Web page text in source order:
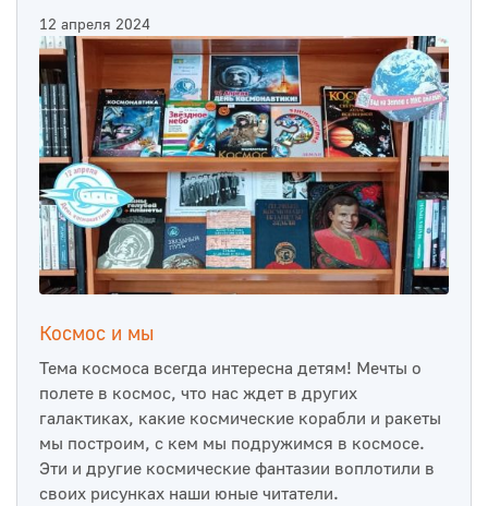
12 апреля 2024
Космос и мы
Тема космоса всегда интересна детям! Мечты о
полете в космос, что нас ждет в других
галактиках, какие космические корабли и ракеты
мы построим, с кем мы подружимся в космосе.
Эти и другие космические фантазии воплотили в
своих рисунках наши юные читатели.